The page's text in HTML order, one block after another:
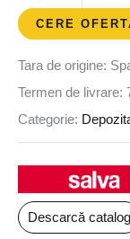
CERE
Termen de livrare:
Categorie:
Tara de origine:
Descarcă catalog